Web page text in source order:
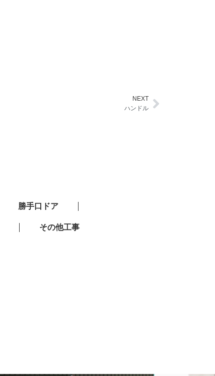
NEXT
ハンドルNext
勝手口ドア
その他工事